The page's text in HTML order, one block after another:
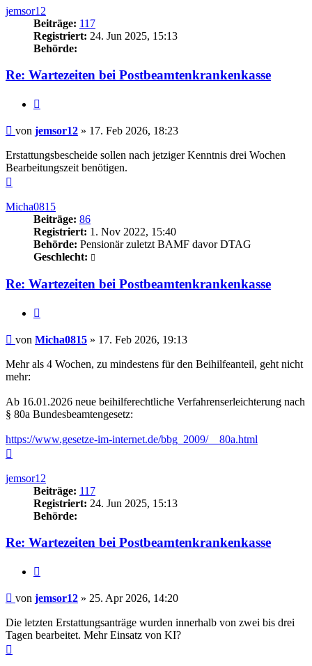
jemsor12
Beiträge: 117
Registriert: 24. Jun 2025, 15:13
Behörde:
Re: Wartezeiten bei Postbeamtenkrankenkasse
Beitrag
von jemsor12 » 17. Feb 2026, 18:23
Erstattungsbescheide sollen nach jetziger Kenntnis drei Wochen
Bearbeitungszeit benötigen.
Micha0815
Beiträge: 86
Registriert: 1. Nov 2022, 15:40
Behörde: Pensionär zuletzt BAMF davor DTAG
Geschlecht:
Re: Wartezeiten bei Postbeamtenkrankenkasse
Beitrag
von Micha0815 » 17. Feb 2026, 19:13
Mehr als 4 Wochen, zu mindestens für den Beihilfeanteil, geht nicht
mehr:
Ab 16.01.2026 neue beihilferechtliche Verfahrenserleichterung nach
§ 80a Bundesbeamtengesetz:
https://www.gesetze-im-internet.de/bbg_2009/__80a.html
jemsor12
Beiträge: 117
Registriert: 24. Jun 2025, 15:13
Behörde:
Re: Wartezeiten bei Postbeamtenkrankenkasse
Beitrag
von jemsor12 » 25. Apr 2026, 14:20
Die letzten Erstattungsanträge wurden innerhalb von zwei bis drei
Tagen bearbeitet. Mehr Einsatz von KI?